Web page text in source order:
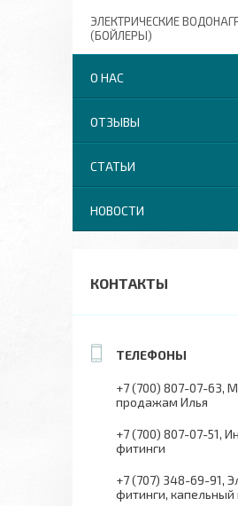
ЭЛЕКТРИЧЕСКИЕ
(БОЙЛЕРЫ)
О НАС
ОТЗЫВЫ
СТАТЬИ
НОВОСТИ
КОНТАКТЫ
+7 (700) 807-07-63
продажам Илья
+7 (700) 807-07-51
фитинги
+7 (707) 348-69-91
фитинги, капельный